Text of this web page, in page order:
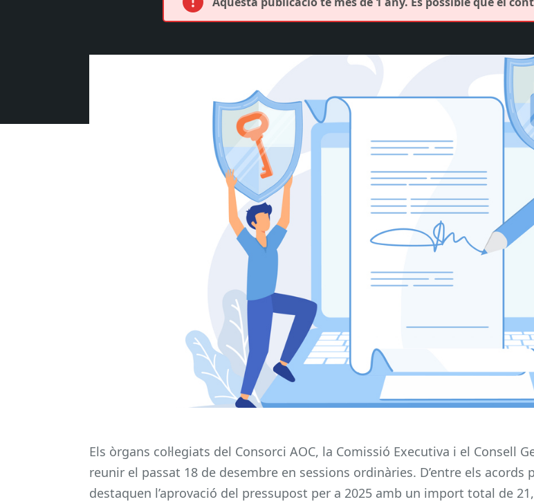
Els òrgans col·legiats del Consorci AOC, la Comissió Executiva i el Consell
reunir el passat 18 de desembre en sessions ordinàries. D’entre els acords
destaquen l’aprovació del pressupost per a 2025 amb un import total de